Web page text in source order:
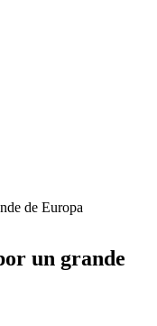
de Europa
un grande